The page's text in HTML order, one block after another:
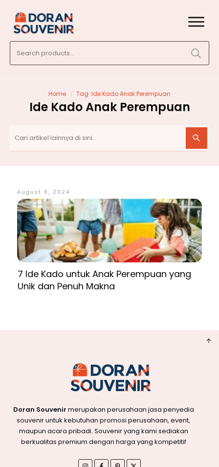
for:
Home / Tag: Ide Kado Anak Perempuan
Ide Kado Anak Perempuan
August 8, 2024
7 Ide Kado untuk Anak Perempuan yang
Unik dan Penuh Makna
Doran Souvenir merupakan perusahaan jasa penyedia
souvenir untuk kebutuhan promosi perusahaan, event,
maupun acara pribadi. Souvenir yang kami sediakan
berkualitas premium dengan harga yang kompetitif